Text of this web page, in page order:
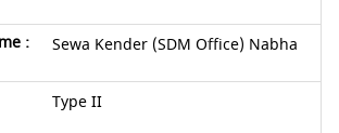
Sewa Kender (SDM Office) Nabha
Type II